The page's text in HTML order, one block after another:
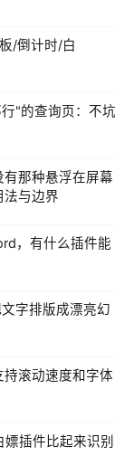
/倒计时/白
"的查询页：不坑
那种悬浮在屏幕
与边界
，有什么插件能
字排版成漂亮幻
滚动速度和字体
插件比起来识别